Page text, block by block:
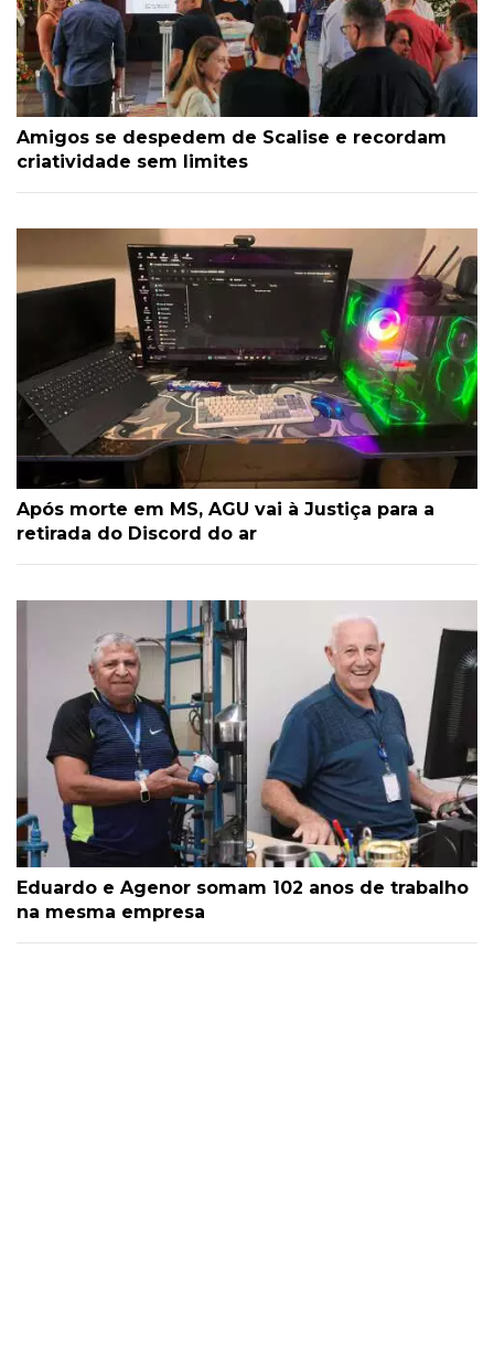
Amigos se despedem de Scalise e recordam
criatividade sem limites
Após morte em MS, AGU vai à Justiça para a
retirada do Discord do ar
Eduardo e Agenor somam 102 anos de trabalho
na mesma empresa